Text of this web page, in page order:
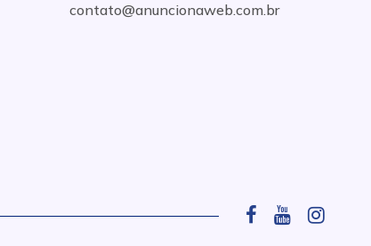
contato@anuncionaweb.com.br